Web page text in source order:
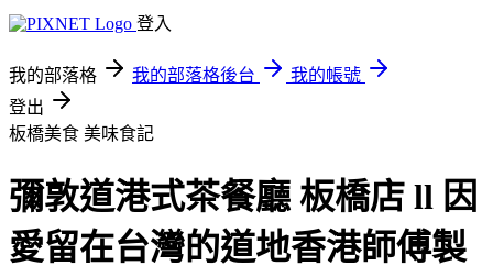
登入
我的部落格 我的部落格後台
我的帳號
登出
板橋美食 美味食記
彌敦道港式茶餐廳 板橋店 ll 因
愛留在台灣的道地香港師傅製